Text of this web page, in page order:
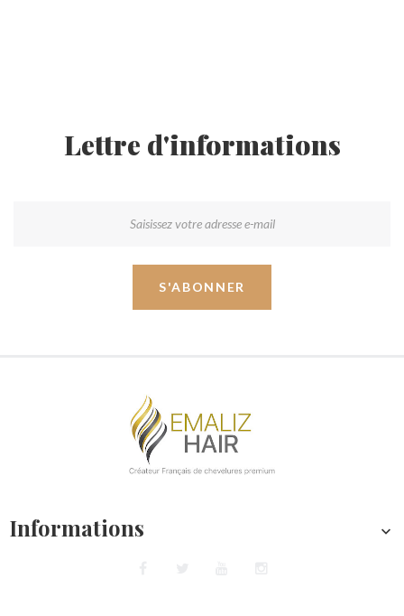
Lettre d'informations
S'ABONNER
Informations